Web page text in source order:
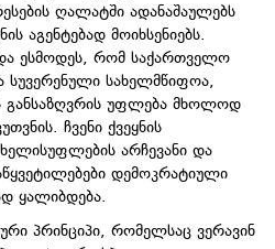
ღალატში ადანაშაულებს
აგენტებად მოიხსენიებს.
ესმოდეს, რომ საქართველო
სახელმწიფოა,
უფლება მხოლოდ
ჩვენი ქვეყნის
არჩევანი და
დემოკრატიული
ყალიბდება.
პრინციპი, რომელსაც ვერავინ